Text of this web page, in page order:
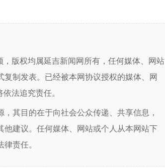
版权均属延吉新闻网所有，任何媒体、网站
制发表。已经被本网协议授权的媒体、网
法追究责任。
其目的在于向社会公众传递、共享信息，
建议。任何媒体、网站或个人从本网站下
责任。